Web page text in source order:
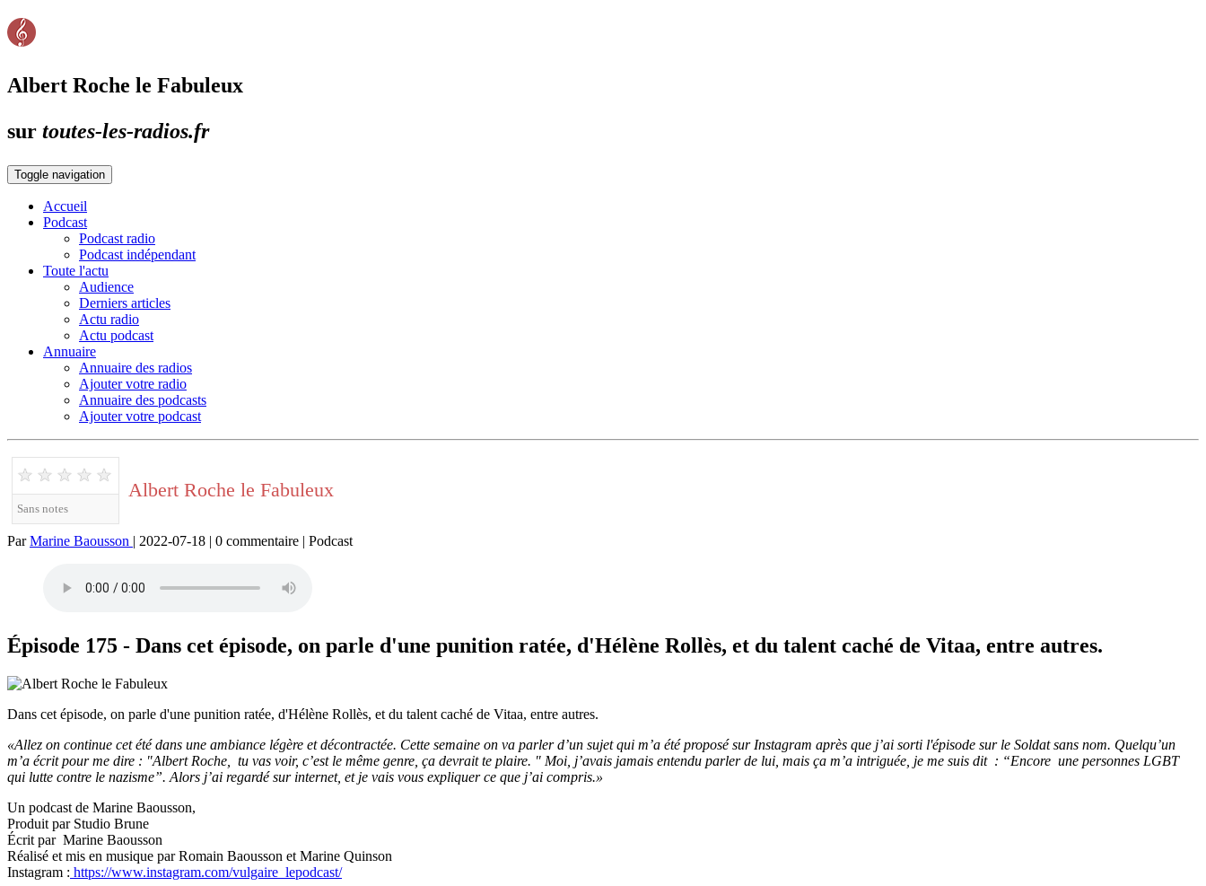
Albert Roche le Fabuleux
sur toutes-les-radios.fr
Toggle navigation
Accueil
Podcast
Podcast radio
Podcast indépendant
Toute l'actu
Audience
Derniers articles
Actu radio
Actu podcast
Annuaire
Annuaire des radios
Ajouter votre radio
Annuaire des podcasts
Ajouter votre podcast
★ ★ ★ ★ ★
Sans notes
Albert Roche le Fabuleux
ParMarine Baousson | 2022-07-18 | 0 commentaire | Podcast
Épisode 175 - Dans cet épisode, on parle d'une punition ratée, d'Hélène Rollès, et du talent caché de Vitaa, entre autres.
Dans cet épisode, on parle d'une punition ratée, d'Hélène Rollès, et du talent caché de Vitaa, entre autres.
«Allez on continue cet été dans une ambiance légère et décontractée. Cette semaine on va parler d’un sujet qui m’a été proposé sur Instagram après que j’ai sorti l'épisode sur le Soldat sans nom. Quelqu’un
m’a écrit pour me dire : "Albert Roche, tu vas voir, c’est le même genre, ça devrait te plaire. " Moi, j’avais jamais entendu parler de lui, mais ça m’a intriguée, je me suis dit : “Encore une personnes LGBT
qui lutte contre le nazisme”. Alors j’ai regardé sur internet, et je vais vous expliquer ce que j’ai compris.»
Un podcast de Marine Baousson,
Produit par Studio Brune
Écrit par Marine Baousson
Réalisé et mis en musique par Romain Baousson et Marine Quinson
Instagram : https://www.instagram.com/vulgaire_lepodcast/